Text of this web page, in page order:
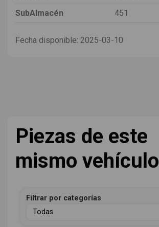
SubAlmacén
451
Fecha disponible: 2025-03-10
Piezas de este
mismo vehículo
Filtrar por categorías